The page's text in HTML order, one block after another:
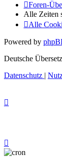
Foren-
Alle Zeiten
Alle
Powered by
Deutsche
Datenschutz |